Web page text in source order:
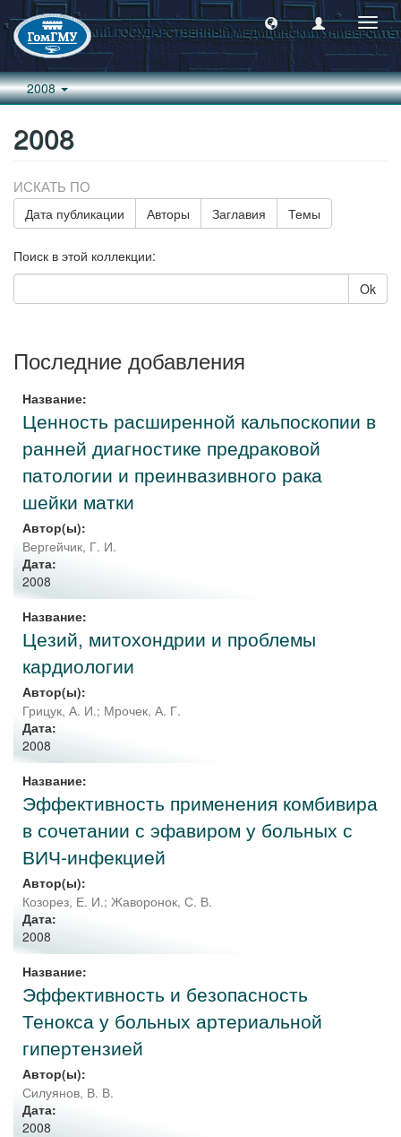
2008
2008
ИСКАТЬ ПО
Дата публикации Авторы Заглавия Темы
Поиск в этой коллекции:
Ok
Последние добавления
Название:
Ценность расширенной кальпоскопии в
ранней диагностике предраковой
патологии и преинвазивного рака
шейки матки
Автор(ы):
Вергейчик, Г. И.
Дата:
2008
Название:
Цезий, митохондрии и проблемы
кардиологии
Автор(ы):
Грицук, А. И.; Мрочек, А. Г.
Дата:
2008
Название:
Эффективность применения комбивира
в сочетании с эфавиром у больных с
ВИЧ-инфекцией
Автор(ы):
Козорез, Е. И.; Жаворонок, С. В.
Дата:
2008
Название:
Эффективность и безопасность
Тенокса у больных артериальной
гипертензией
Автор(ы):
Силуянов, В. В.
Дата:
2008